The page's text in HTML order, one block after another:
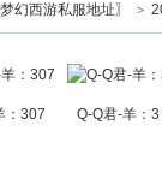
帖子
幻西游私服地址〗 >
：307 Q-Q君-羊：3